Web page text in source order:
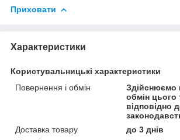
Приховати
Характеристики
Користувальницькі характеристики
Повернення і обмін
Здійснюємо
обмін цього
відповідно
Доставка товару
до 3 днів